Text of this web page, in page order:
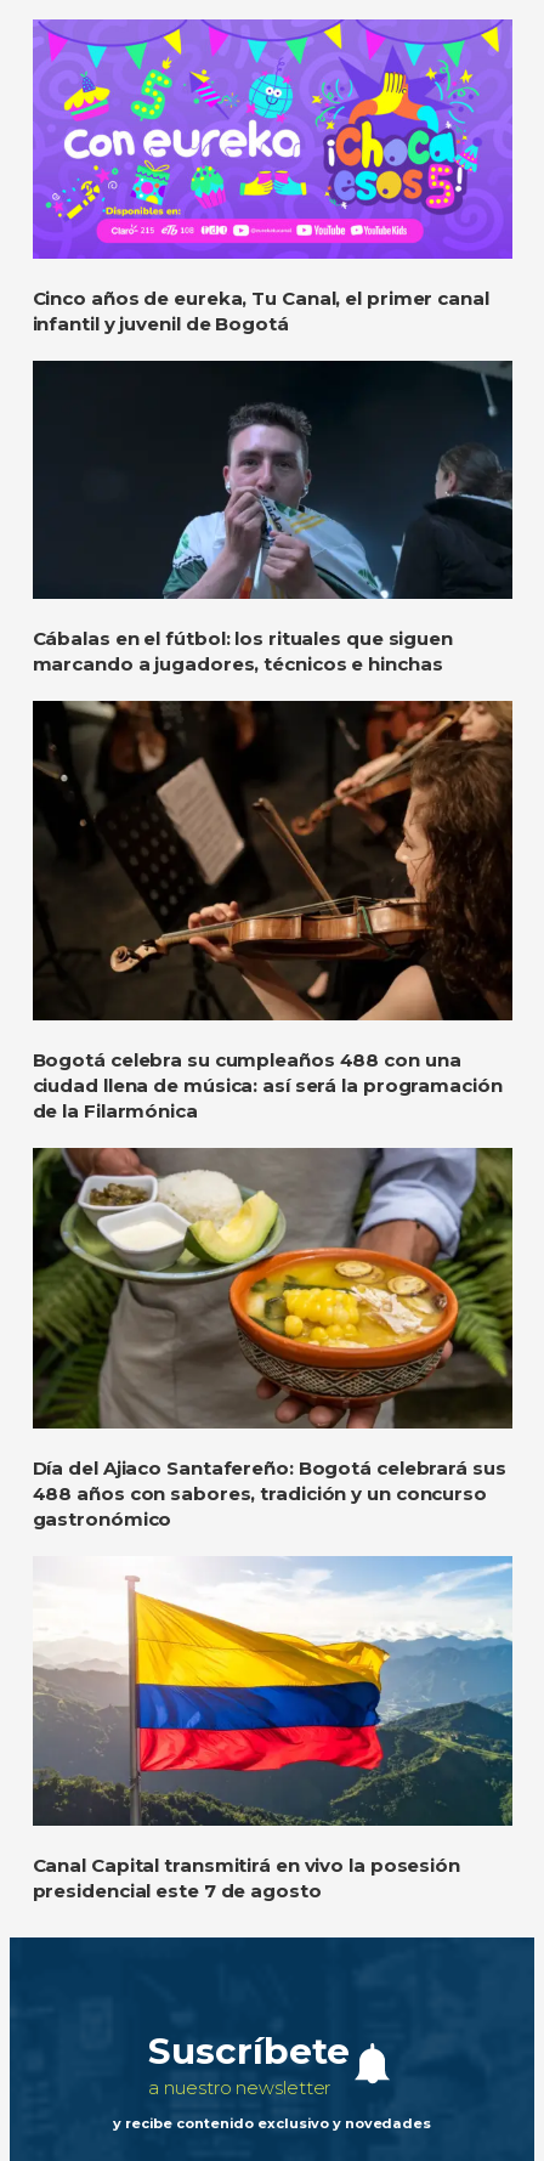
Cinco años de eureka, Tu Canal, el primer canal
infantil y juvenil de Bogotá
Cábalas en el fútbol: los rituales que siguen
marcando a jugadores, técnicos e hinchas
Bogotá celebra su cumpleaños 488 con una
ciudad llena de música: así será la programación
de la Filarmónica
Día del Ajiaco Santafereño: Bogotá celebrará sus
488 años con sabores, tradición y un concurso
gastronómico
Canal Capital transmitirá en vivo la posesión
presidencial este 7 de agosto
Suscríbete
a nuestro newsletter
y recibe contenido exclusivo y novedades